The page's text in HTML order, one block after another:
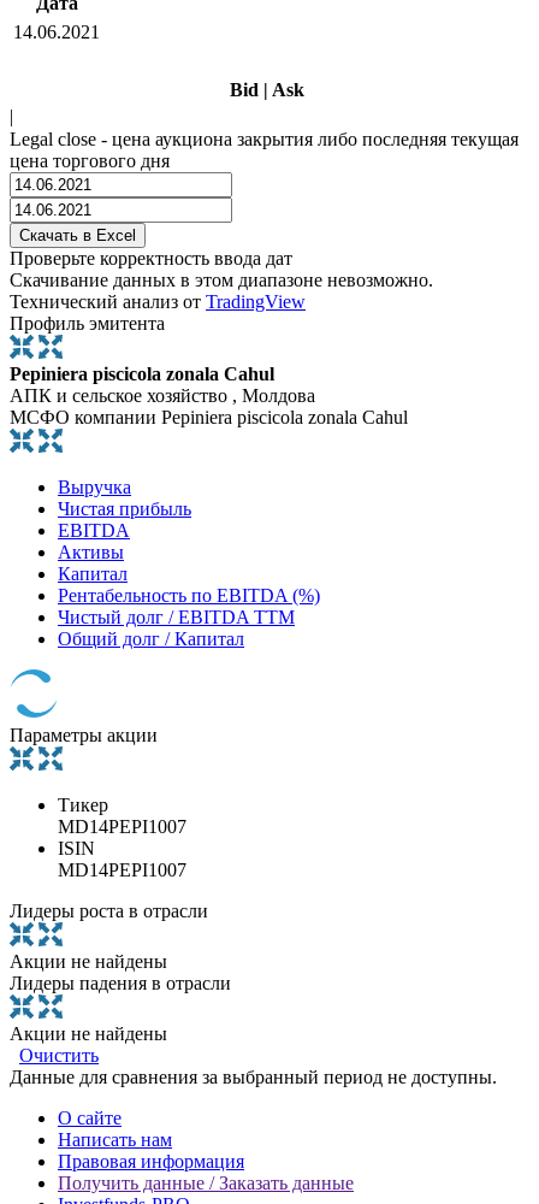
14.06.2021
Bid | Ask
|
Legal close - цена аукциона закрытия либо последняя текущая
цена торгового дня
Проверьте корректность ввода дат
Скачивание данных в этом диапазоне невозможно.
Технический анализ от TradingView
Профиль эмитента
Pepiniera piscicola zonala Cahul
АПК и сельское хозяйство , Молдова
МСФО компании Pepiniera piscicola zonala Cahul
Выручка
Чистая прибыль
EBITDA
Активы
Капитал
Рентабельность по EBITDA (%)
Чистый долг / EBITDA TTM
Общий долг / Капитал
Параметры акции
Тикер
MD14PEPI1007
ISIN
MD14PEPI1007
Лидеры роста в отрасли
Акции не найдены
Лидеры падения в отрасли
Акции не найдены
Очистить
Данные для сравнения за выбранный период не доступны.
О сайте
Написать нам
Правовая информация
Получить данные / Заказать данные